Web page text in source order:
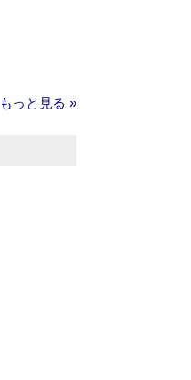
もっと見る »